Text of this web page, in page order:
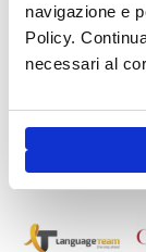
navigazione e
Policy.
necessari al